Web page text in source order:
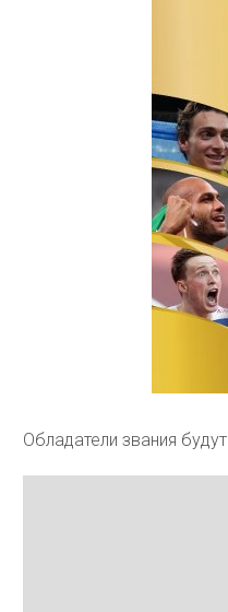
Обладатели звания